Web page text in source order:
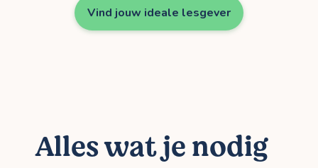
Vind jouw ideale lesgever
Alles wat je nodig